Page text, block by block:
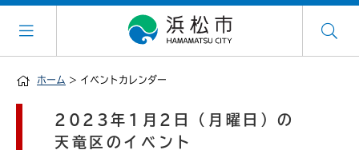
ホーム > イベントカレンダー
2023年1月2日（月曜日）の
天竜区のイベント